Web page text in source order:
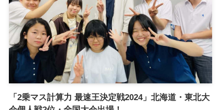
「2乗マス計算力 最速王決定戦2024」北海道・東北大